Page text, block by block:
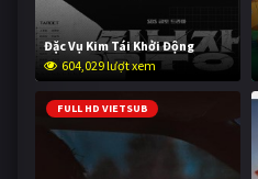
Đặc Vụ Kim Tái Khởi Động
604,029 lượt xem
FULL HD VIETSUB